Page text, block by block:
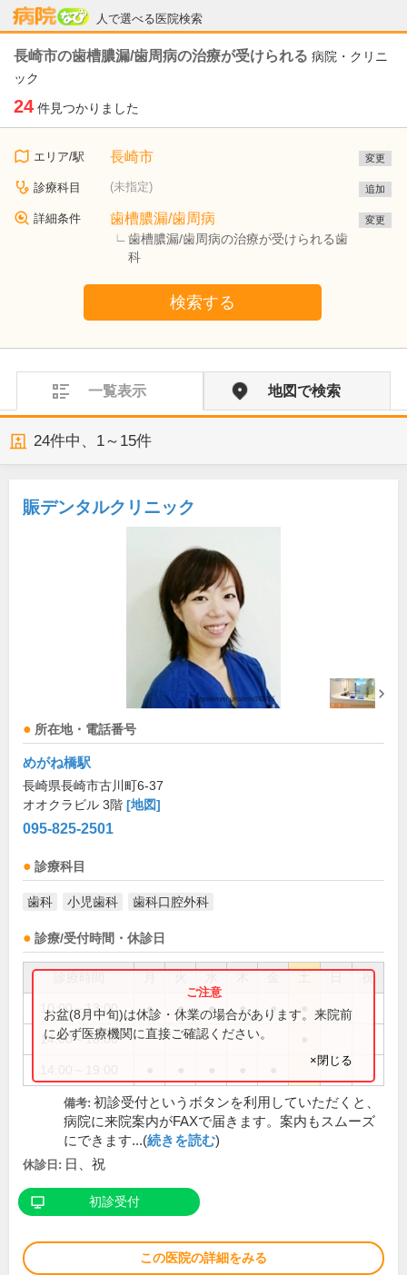
人で選べる医院検索
病院なび
長崎市の歯槽膿漏/歯周病の治療が受けられる 病院・クリニ
ック
24 件見つかりました
エリア/駅 長崎市 変更
診療科目 (未指定) 追加
詳細条件 歯槽膿漏/歯周病
歯槽膿漏/歯周病の治療が受けられる歯
科
変更
検索する
一覧表示 地図で検索
24件中、 1～15件
賑デンタルクリニック
所在地・電話番号
めがね橋駅
長崎県長崎市古川町6-37
オオクラビル 3階 [地図]
095-825-2501
診療科目
歯科 小児歯科 歯科口腔外科
診療/受付時間・休診日
祝
10:00～13:00 ● ● ● ● ●
14:00～18:00
お盆(8月中旬)は休診・休業の場合があります。来院前
に必ず医療機関に直接ご確認ください。
×閉じる
備考: 初診受付というボタンを利用していただくと、
病院に来院案内がFAXで届きます。案内もスムーズ
にできます...(続きを読む)
休診日: 日、祝
初診受付
この医院の詳細をみる